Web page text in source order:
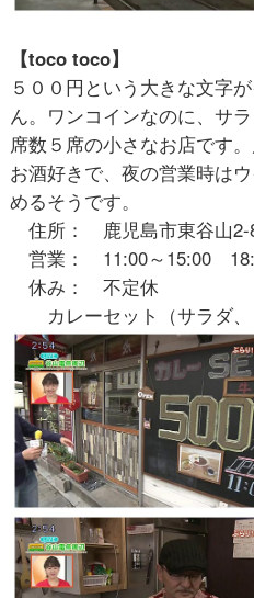
【toco toco】
５００円という大きな文字
ん。ワンコインなのに、サ
席数５席の小さなお店です
お酒好きで、夜の営業時は
めるそうです。
住所： 鹿児島市東谷山2-
営業： 11:00～15:00
休み： 不定休
カレーセット（サラダ、